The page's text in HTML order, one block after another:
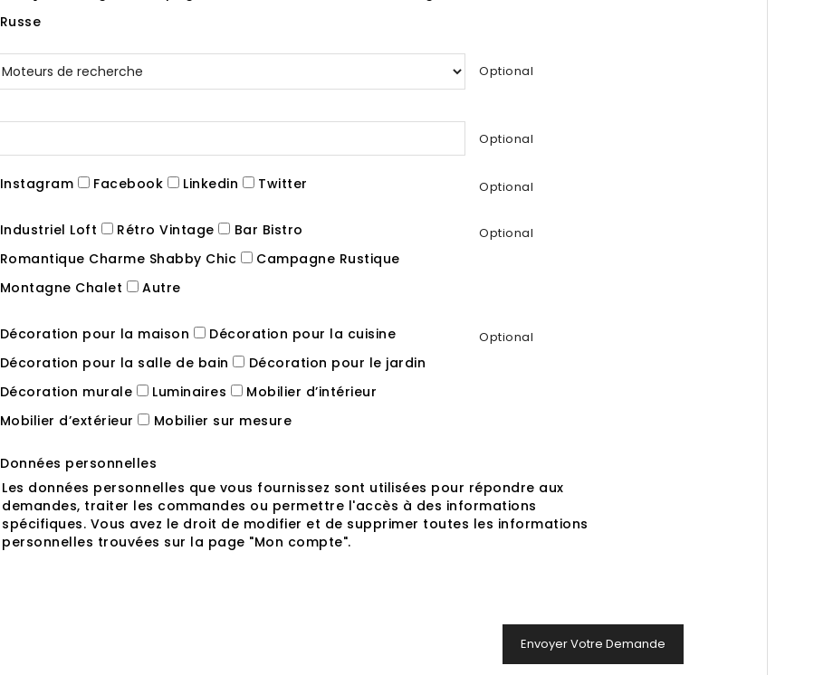
Russe
Optional
Optional
Instagram Facebook Linkedin Twitter Optional
Industriel Loft Rétro Vintage
Bar Bistro
Romantique Charme Shabby Chic
Campagne Rustique
Montagne Chalet
Autre
Optional
Décoration pour la maison
Décoration pour la cuisine
Décoration pour la salle de bain
Décoration pour le jardin
Décoration murale
Luminaires
Mobilier d’intérieur
Mobilier d’extérieur
Mobilier sur mesure
Optional
Données personnelles
Les données personnelles que vous fournissez sont utilisées pour répondre aux
demandes, traiter les commandes ou permettre l'accès à des informations
spécifiques. Vous avez le droit de modifier et de supprimer toutes les informations
personnelles trouvées sur la page "Mon compte".
Envoyer Votre Demande